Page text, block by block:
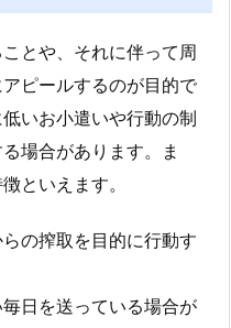
とや、それに伴って周
ピールするのが目的で
いお小遣いや行動の制
場合があります。ま
といえます。
の搾取を目的に行動す
日を送っている場合が